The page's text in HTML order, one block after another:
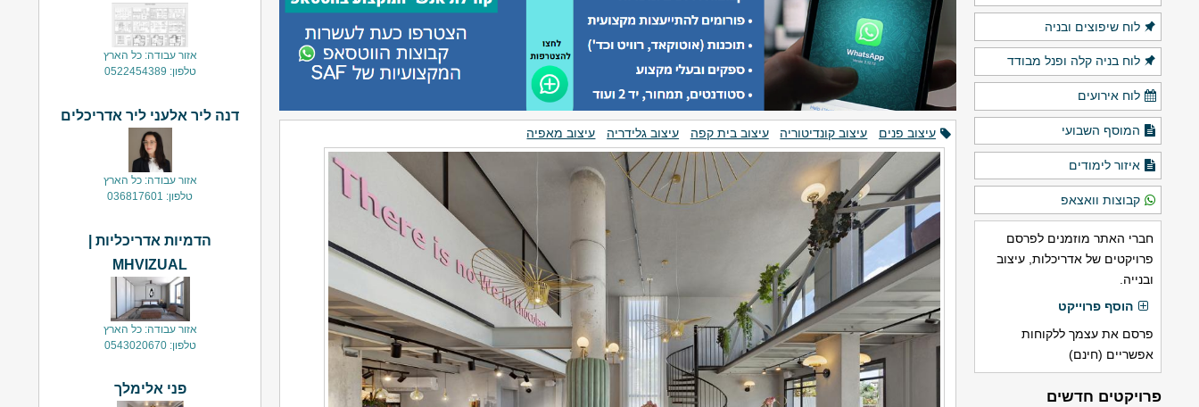
עיצוב פנים עיצוב קונדיטוריה עיצוב בית קפה עיצוב גלידריה עיצוב מאפיה
אזור עבודה: כל הארץ
טלפון: 0522454389
דנה ליר אלעני ליר אדריכלים
אזור עבודה: כל הארץ
טלפון: 036817601
הדמיות אדריכליות |
MHVIZUAL
אזור עבודה: כל הארץ
טלפון: 0543020670
פני אלימלך
לוח שיפוצים ובניה
לוח בניה קלה ופנל מבודד
לוח אירועים
המוסף השבועי
איזור לימודים
קבוצות וואצאפ
חברי האתר מוזמנים לפרסם
פרויקטים של אדריכלות, עיצוב
ובנייה.
הוסף פרוייקט
פרסם את עצמך ללקוחות
אפשריים (חינם)
פרויקטים חדשים